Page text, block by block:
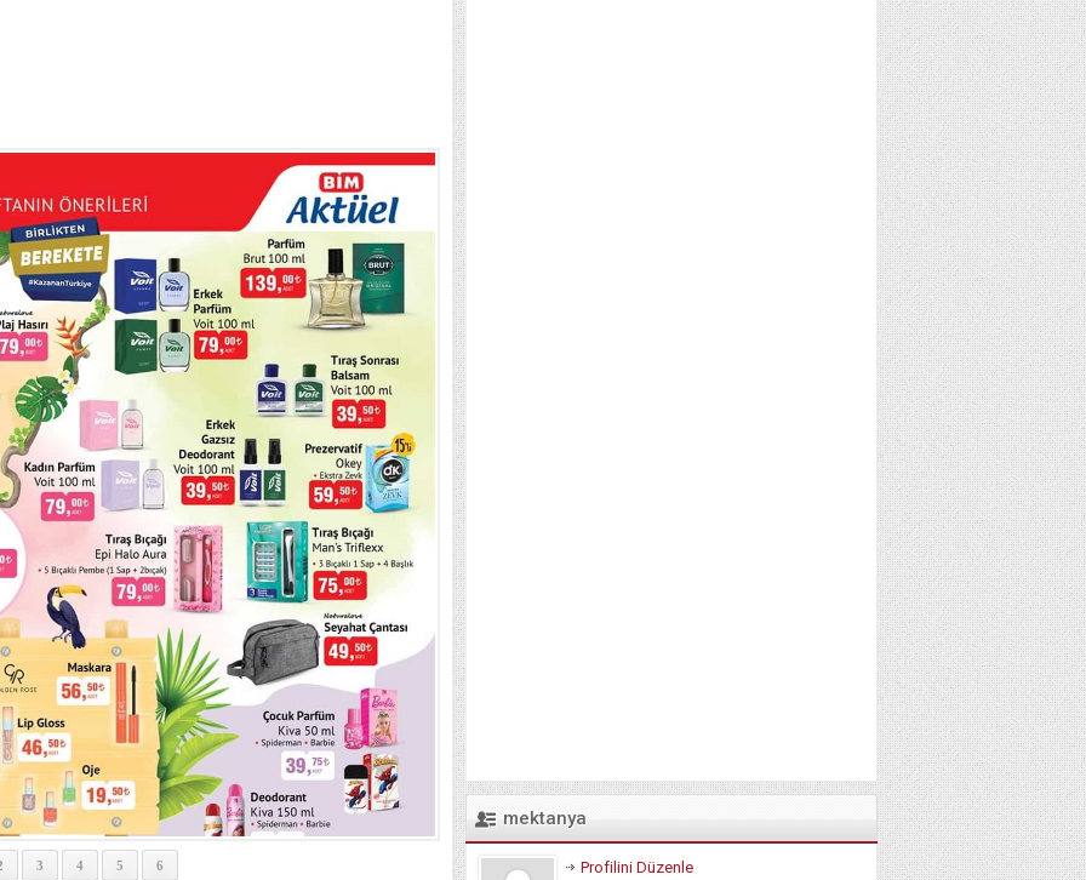
3 4 5 6
mektanya
Profilini Düzenle